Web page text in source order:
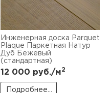
Инженерная доска Parquet
Plaque Паркетная Натур
Дуб Бежевый
(стандартная)
12 000 руб./м2
Подробнее...